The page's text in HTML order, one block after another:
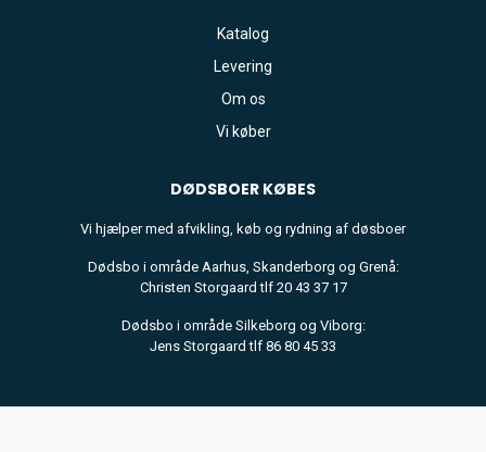
Katalog
Levering
Om os
Vi køber
DØDSBOER KØBES
Vi hjælper med afvikling, køb og rydning af døsboer
Dødsbo i område Aarhus, Skanderborg og Grenå:
Christen Storgaard tlf 20 43 37 17
Dødsbo i område Silkeborg og Viborg:
Jens Storgaard tlf 86 80 45 33